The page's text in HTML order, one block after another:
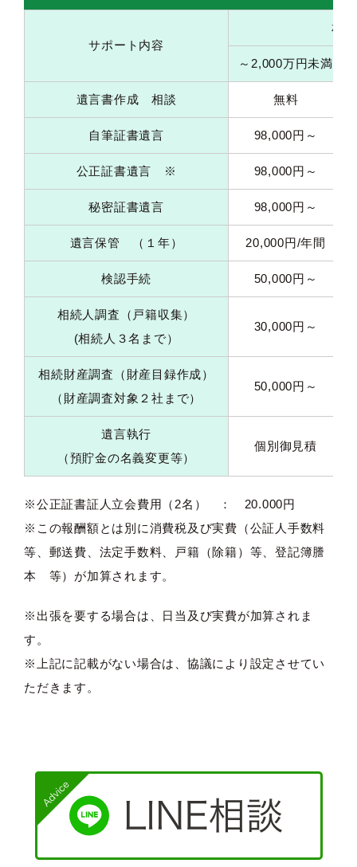
サポート内容
相
～2,000万円未満
遺言書作成 相談 無料
自筆証書遺言 98,000円～
公正証書遺言 ※ 98,000円～
秘密証書遺言 98,000円～
遺言保管 （１年） 20,000円/年間
検認手続 50,000円～
相続人調査（戸籍収集）
(相続人３名まで）
30,000円～
相続財産調査（財産目録作成）
（財産調査対象２社まで）
50,000円～
遺言執行
（預貯金の名義変更等）
個別御見積
※公正証書証人立会費用（2名） ： 20.000円
※この報酬額とは別に消費税及び実費（公証人手数料
等、郵送費、法定手数料、戸籍（除籍）等、登記簿謄
本 等）が加算されます。
※出張を要する場合は、日当及び実費が加算されま
す。
※上記に記載がない場合は、協議により設定させてい
ただきます。